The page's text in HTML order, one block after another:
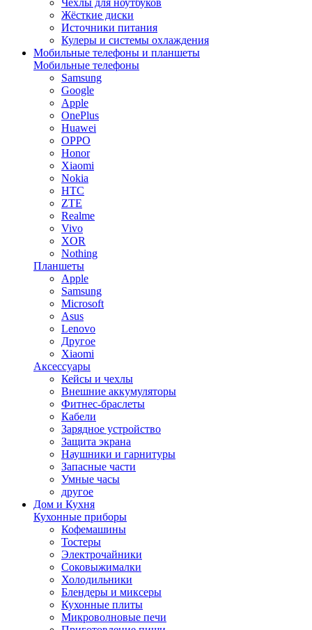
Чехлы для ноутбуков
Жёсткие диски
Источники питания
Кулеры и системы охлаждения
Мобильные телефоны и планшеты
Мобильные телефоны
Samsung
Google
Apple
OnePlus
Huawei
OPPO
Honor
Xiaomi
Nokia
HTC
ZTE
Realme
Vivo
XOR
Nothing
Планшеты
Apple
Samsung
Microsoft
Asus
Lenovo
Другое
Xiaomi
Аксессуары
Кейсы и чехлы
Внешние аккумуляторы
Фитнес-браслеты
Кабели
Зарядное устройство
Защита экрана
Наушники и гарнитуры
Запасные части
Умные часы
другое
Дом и Кухня
Кухонные приборы
Кофемашины
Тостеры
Электрочайники
Соковыжималки
Холодильники
Блендеры и миксеры
Кухонные плиты
Микроволновые печи